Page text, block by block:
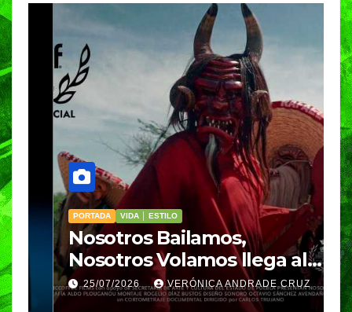
PORTADA VIDA │ ESTILO
Nosotros Bailamos,
Nosotros Volamos llega al
GIFF
25/07/2026 VERÓNICA ANDRADE CRUZ